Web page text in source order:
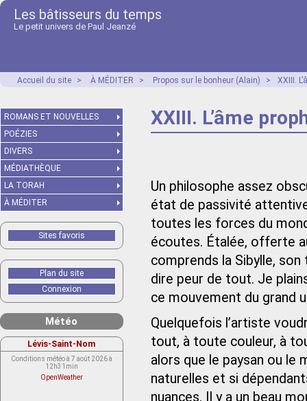
Les bâtisseurs du temps
Le petit univers de Paul Jeanzé
Accueil du site > À MÉDITER > Propos sur le bonheur (Alain) > XXIII.
XXIII. L’âme
Un philosophe assez
état de passivité
toutes les forces du
écoutes. Étalée, offerte
comprends la Sibylle,
dire peur de tout. Je
ce mouvement du grand
Quelquefois l’artiste
tout, à toute couleur, à
alors que le paysan ou le
naturelles et si
nuances. Il y a un beau
ROMANS ET NOUVELLES
POÉZIES
DIVERS
MÉDIATHÈQUE
LA TORAH
À MÉDITER
Sites favoris
Plan du site
Connexion
Météo
Lévis-Saint-Nom
Conditions météo à 7 août 2026 à
12h31min
OpenWeather